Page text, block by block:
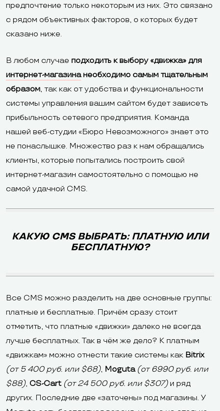
предпочтение только некоторым из них. Это связано
с рядом объективных факторов, о которых будет
сказано ниже.
В любом случае подходить к выбору «движка» для
интернет-магазинанеобходимо самым тщательным
образом, так как от удобства и функциональности
системы управления вашим сайтом будет зависеть
прибыльность сетевого предприятия. Команда
нашей веб-студии «Бюро Невозможного» знает это
не понаслышке. Множество раз к нам обращались
клиенты, которые попытались построить свой
интернет-магазин самостоятельно с помощью не
самой удачной CMS.
КАКУЮ CMS ВЫБРАТЬ: ПЛАТНУЮ ИЛИ
БЕСПЛАТНУЮ?
Все CMS можно разделить на две основные группы:
платные и бесплатные. Причём сразу стоит
отметить, что платные «движки» далеко не всегда
лучше бесплатных. Так в чём же дело? К платным
«движкам» можно отнести такие системы как Bitrix
(от 5 400 руб. или $68), Moguta (от 6990 руб. или
$88), CS-Cart (от 24 500 руб. или $307)и ряд
других. Последние две «заточены» под магазины. У